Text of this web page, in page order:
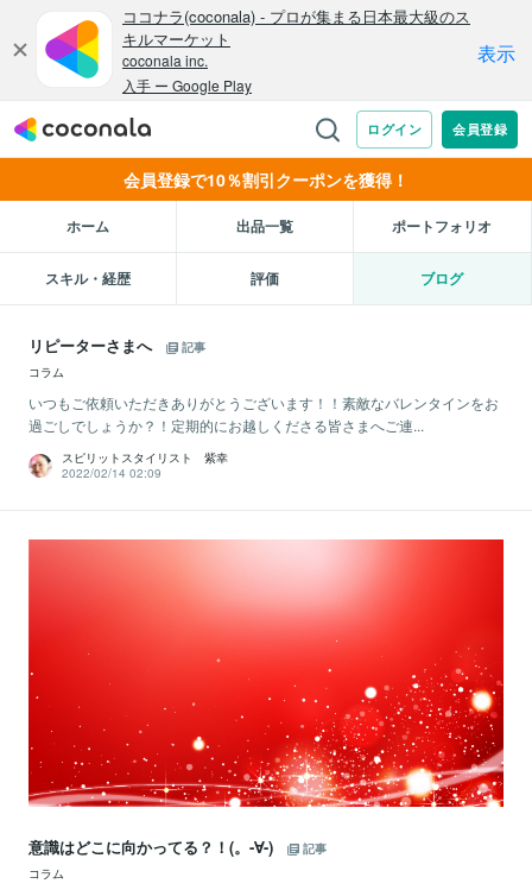
会員登録で10％割引クーポンを獲得！
ホーム 出品一覧 ポートフォリオ
スキル・経歴 評価 ブログ
リピーターさまへ
記事
コラム
いつもご依頼いただきありがとうございます！！素敵なバレンタインをお
過ごしでしょうか？！定期的にお越しくださる皆さまへご連...
スピリットスタイリスト 紫幸
2022/02/14 02:09
意識はどこに向かってる？！(。-∀-)
記事
コラム